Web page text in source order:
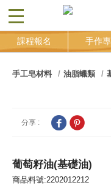
CLOSE
課程報名 手作
手工皂材料 油脂蠟類
分享 :
葡萄籽油(基礎油)
商品料號:2202012212